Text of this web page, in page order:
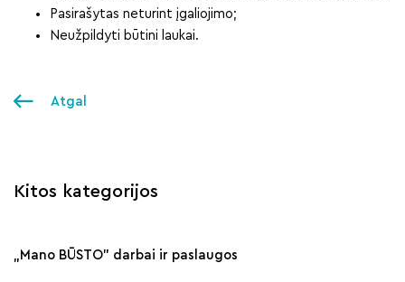
Pasirašytas neturint įgaliojimo;
Neužpildyti būtini laukai.
Atgal
Kitos kategorijos
„Mano BŪSTO" darbai ir paslaugos